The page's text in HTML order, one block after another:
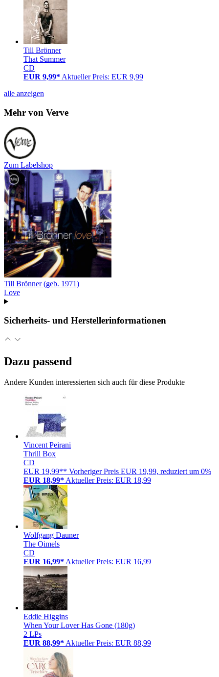
Till Brönner
That Summer
CD
EUR 9,99* Aktueller Preis: EUR 9,99
alle anzeigen
Mehr von Verve
Zum Labelshop
Till Brönner (geb. 1971)
Love
Sicherheits- und Herstellerinformationen
Dazu passend
Andere Kunden interessierten sich auch für diese Produkte
Vincent Peirani
Thrill Box
CD
EUR 19,99** Vorheriger Preis EUR 19,99, reduziert um 0%
EUR 18,99* Aktueller Preis: EUR 18,99
Wolfgang Dauner
The Oimels
CD
EUR 16,99* Aktueller Preis: EUR 16,99
Eddie Higgins
When Your Lover Has Gone (180g)
2 LPs
EUR 88,99* Aktueller Preis: EUR 88,99